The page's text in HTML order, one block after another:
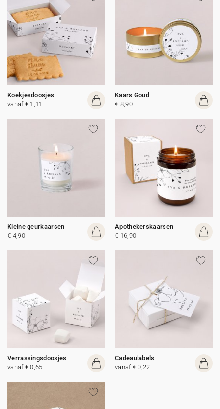
Koekjesdoosjes
vanaf € 1,11
Kaars Goud
€ 8,90
Kleine geurkaarsen
€ 4,90
Apothekerskaarsen
€ 16,90
Verrassingsdoosjes
vanaf € 0,65
Cadeaulabels
vanaf € 0,22